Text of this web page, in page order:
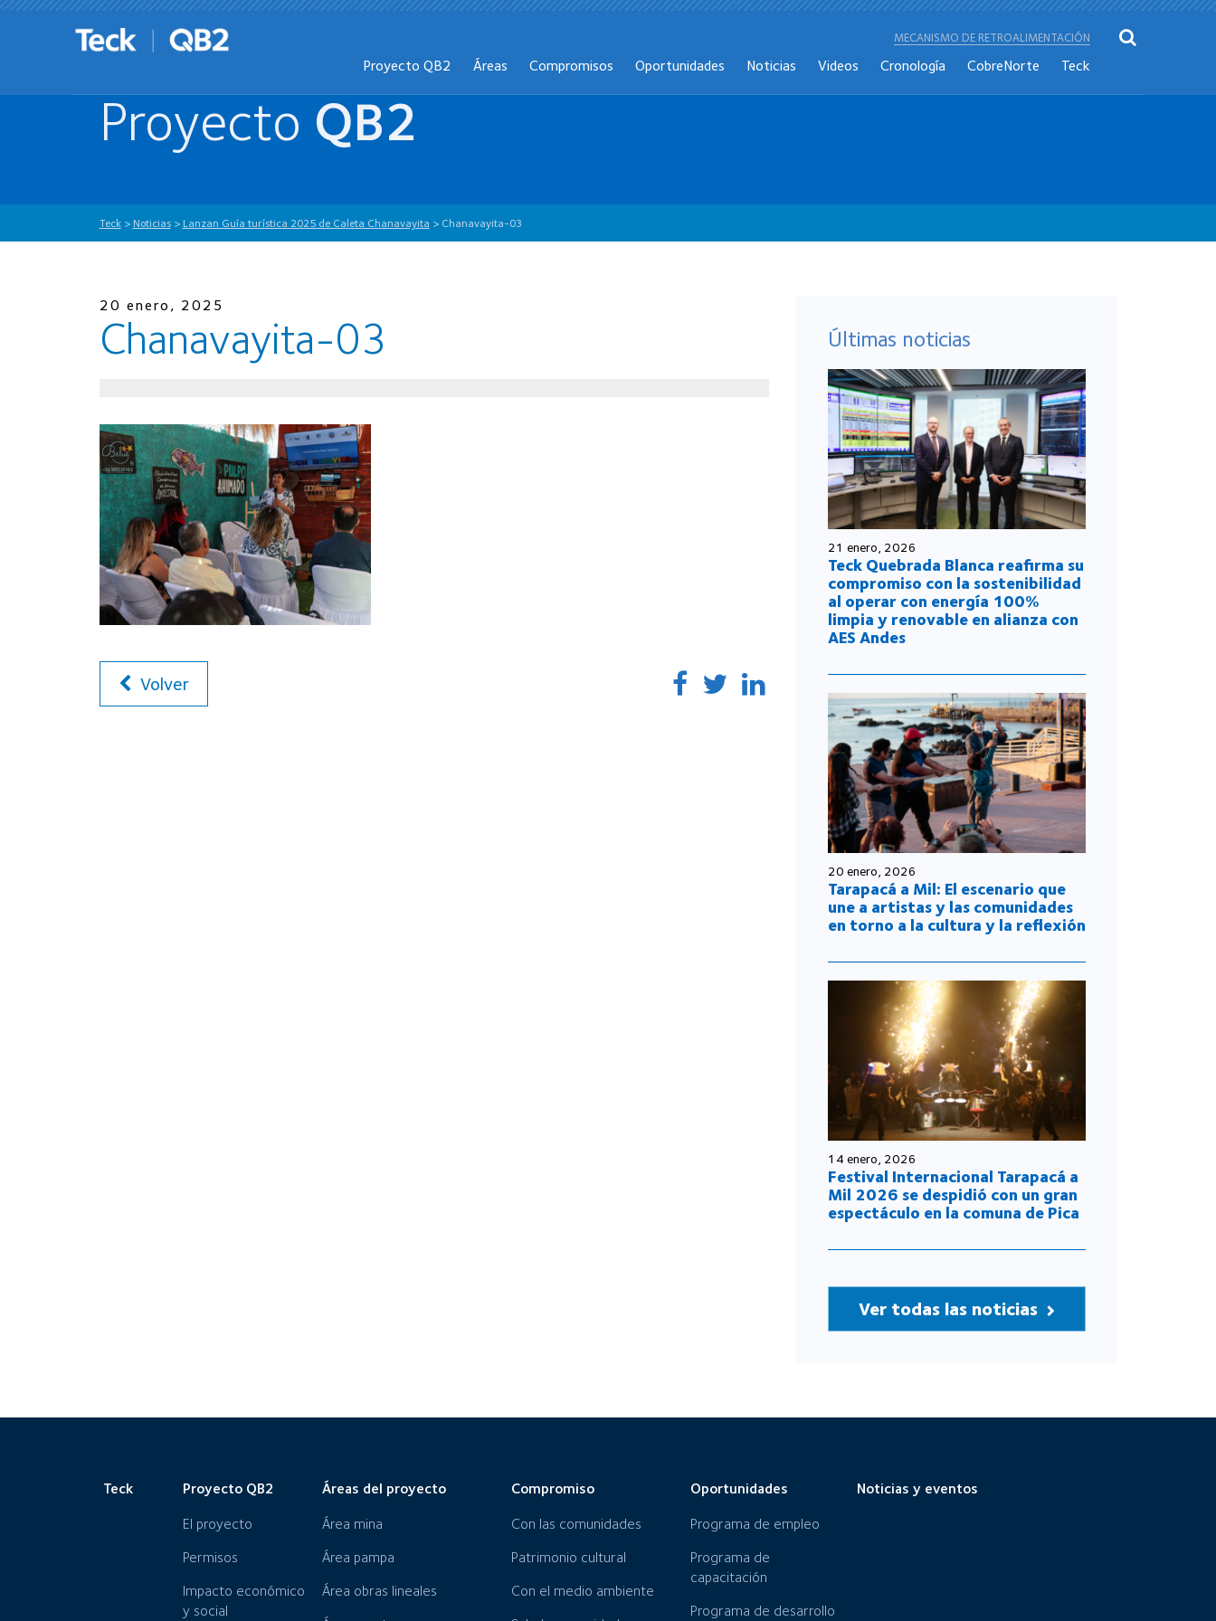
MECANISMO DE RETROALIMENTACIÓN
Proyecto QB2 Áreas Compromisos Oportunidades Noticias Videos Cronología CobreNorte Teck
Proyecto QB2
Teck> Noticias> Lanzan Guía turística 2025 de Caleta Chanavayita > Chanavayita-03
20 enero, 2025
Chanavayita-03
Volver
Últimas noticias
21 enero, 2026
Teck Quebrada Blanca reafirma su
compromiso con la sostenibilidad
al operar con energía 100%
limpia y renovable en alianza con
AES Andes
20 enero, 2026
Tarapacá a Mil: El escenario que
une a artistas y las comunidades
en torno a la cultura y la reflexión
14 enero, 2026
Festival Internacional Tarapacá a
Mil 2026 se despidió con un gran
espectáculo en la comuna de Pica
Ver todas las noticias
Teck Proyecto QB2
El proyecto
Permisos
Impacto económico
y social
Áreas del proyecto
Área mina
Área pampa
Área obras lineales
Compromiso
Con las comunidades
Patrimonio cultural
Con el medio ambiente
Oportunidades
Programa de empleo
Programa de
capacitación
Programa de desarrollo
Noticias y eventos